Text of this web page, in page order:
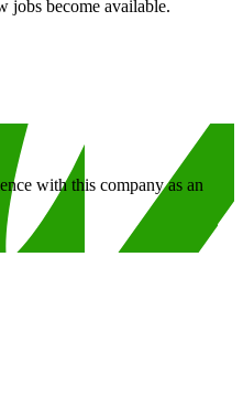
jobs become available.
with this company as an